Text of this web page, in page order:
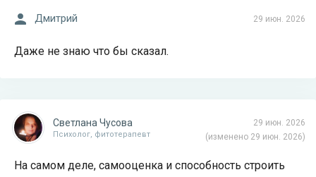
29 июн. 2026
Дмитрий
Даже не знаю что бы сказал.
29 июн. 2026
(изменено 29 июн. 2026)
Светлана Чусова
Психолог, фитотерапевт
На самом деле, самооценка и способность строить